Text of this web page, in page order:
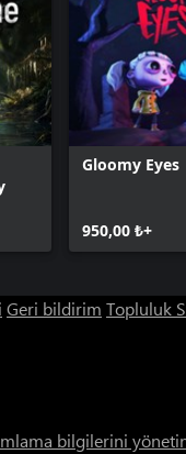
Gloomy Eyes
950,00 ₺+
Geri bildirim Topluluk
bilgilerini